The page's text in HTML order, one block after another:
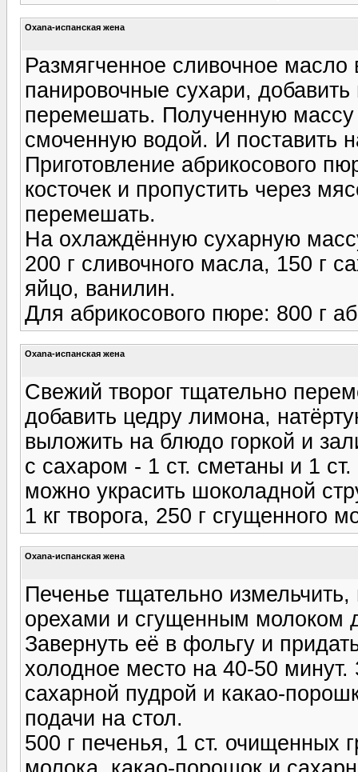
Oxana-испанская жена
Размягченное сливочное масло
панировочные сухари,
перемешать. Полученную
смоченную водой. И поставить
Приготовление абрикосового
косточек и пропустить через
перемешать.
На охлаждённую сухарную
200 г сливочного масла, 150 г
яйцо, ванилин.
Для абрикосового пюре: 800 г
Oxana-испанская жена
Свежий творог тщательно
добавить цедру лимона,
выложить на блюдо горкой и
с сахаром - 1 ст. сметаны и 1
можно украсить шоколадной
1 кг творога, 250 г сгущенного
Oxana-испанская жена
Печенье тщательно
орехами и сгущенным молоком
Завернуть её в фольгу и
холодное место на 40-50 минут.
сахарной пудрой и какао-
подачи на стол.
500 г печенья, 1 ст. очищенных